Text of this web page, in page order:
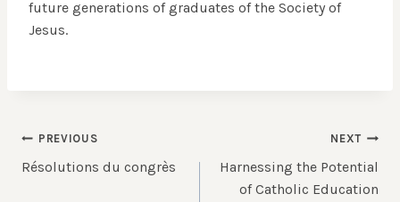
future generations of graduates of the Society of
Jesus.
Post
navigation
PREVIOUS
Résolutions du congrès
NEXT
Harnessing the Potential
of Catholic Education